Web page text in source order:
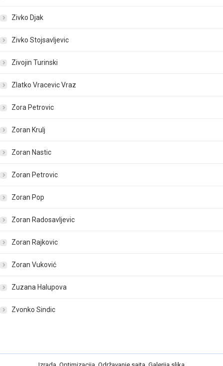
Zivko Djak
Zivko Stojsavljevic
Zivojin Turinski
Zlatko Vracevic Vraz
Zora Petrovic
Zoran Krulj
Zoran Nastic
Zoran Petrovic
Zoran Pop
Zoran Radosavljevic
Zoran Rajkovic
Zoran Vuković
Zuzana Halupova
Zvonko Sindic